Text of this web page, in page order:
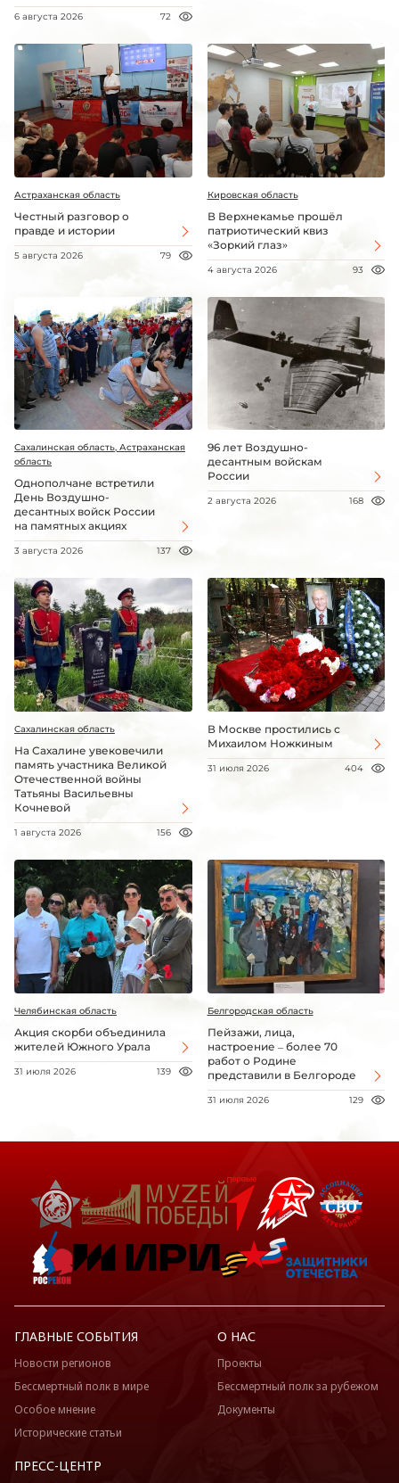
6 августа 2026 72
Астраханская область
Честный разговор о
правде и истории
5 августа 2026 79
Кировская область
В Верхнекамье прошёл
патриотический квиз
«Зоркий глаз»
4 августа 2026 93
Сахалинская область, Астраханская
область
Однополчане встретили
День Воздушно-
десантных войск России
на памятных акциях
3 августа 2026 137
96 лет Воздушно-
десантным войскам
России
2 августа 2026 168
Сахалинская область
На Сахалине увековечили
память участника Великой
Отечественной войны
Татьяны Васильевны
Кочневой
1 августа 2026 156
В Москве простились с
Михаилом Ножкиным
31 июля 2026 404
Челябинская область
Акция скорби объединила
жителей Южного Урала
31 июля 2026 139
Белгородская область
Пейзажи, лица,
настроение – более 70
работ о Родине
представили в Белгороде
31 июля 2026 129
ГЛАВНЫЕ СОБЫТИЯ
Новости регионов
Бессмертный полк в мире
Особое мнение
Исторические статьи
О НАС
Проекты
Бессмертный полк за рубежом
Документы
ПРЕСС-ЦЕНТР